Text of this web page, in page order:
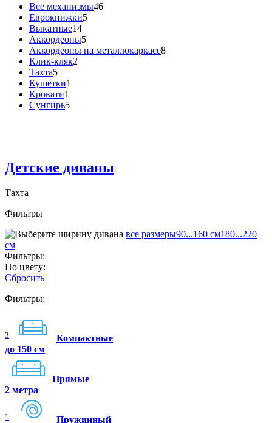
Все механизмы46
Еврокнижки5
Выкатные14
Аккордеоны5
Аккордеоны на металлокаркасе8
Клик-кляк2
Тахта5
Кушетки1
Кровати1
Сунгирь5
Детские диваны
Тахта
Фильтры
все размеры90...160 см180...220
см
Фильтры:
По цвету:
Сбросить
Фильтры:
3
Компактные
до 150 см
Прямые
2 метра
1 Пружинный